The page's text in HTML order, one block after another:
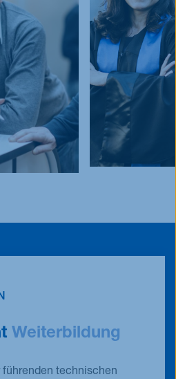
Weiterbildung
führenden technischen